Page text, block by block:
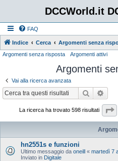
DCCWorld.it
FAQ
Indice Cerca Argomenti senza
Argomenti senza risposta Argomenti attivi
Argomenti
Vai alla ricerca avanzata
Cerca
La ricerca ha trovato 598 risultati
hn2551s e funzioni
Ultimo messaggio da oneill « martedì 7
Inviato in Digitale